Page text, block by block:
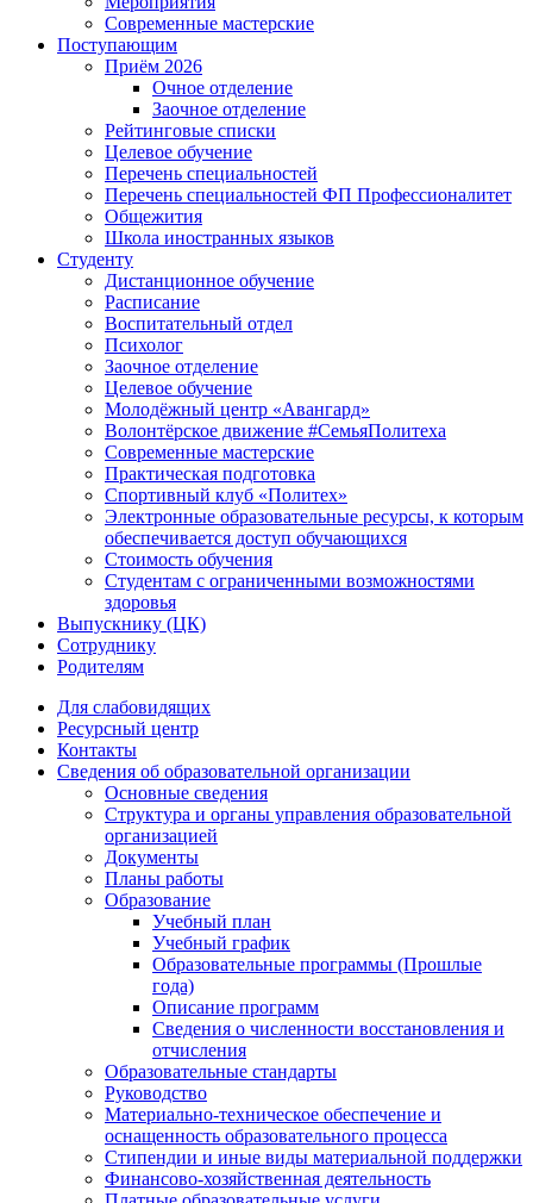
Современные мастерские
Поступающим
Приём 2026
Очное отделение
Заочное отделение
Рейтинговые списки
Целевое обучение
Перечень специальностей
Перечень специальностей ФП Профессионалитет
Общежития
Школа иностранных языков
Студенту
Дистанционное обучение
Расписание
Воспитательный отдел
Психолог
Заочное отделение
Целевое обучение
Молодёжный центр «Авангард»
Волонтёрское движение #СемьяПолитеха
Современные мастерские
Практическая подготовка
Спортивный клуб «Политех»
Электронные образовательные ресурсы, к которым
обеспечивается доступ обучающихся
Стоимость обучения
Студентам с ограниченными возможностями
здоровья
Выпускнику (ЦК)
Сотруднику
Родителям
Для слабовидящих
Ресурсный центр
Контакты
Сведения об образовательной организации
Основные сведения
Структура и органы управления образовательной
организацией
Документы
Планы работы
Образование
Учебный план
Учебный график
Образовательные программы (Прошлые
года)
Описание программ
Сведения о численности восстановления и
отчисления
Образовательные стандарты
Руководство
Материально-техническое обеспечение и
оснащенность образовательного процесса
Стипендии и иные виды материальной поддержки
Финансово-хозяйственная деятельность